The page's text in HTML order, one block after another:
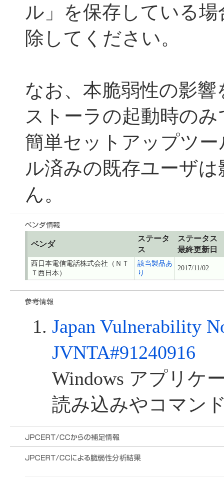
ル」を保存している
除してください。
なお、本脆弱性の影
ストーラの起動時の
簡単セットアップツ
ル済みの既存ユーザ
ん。
ベンダ
ステータ
ス
ステータス
最終更新日
西日本電信電話株式会社（ＮＴ
Ｔ西日本）
該当製品あ
り
2017/11/02
Japan Vulnerability
JVNTA#91240916
Windows アプリケ
読み込みやコマン